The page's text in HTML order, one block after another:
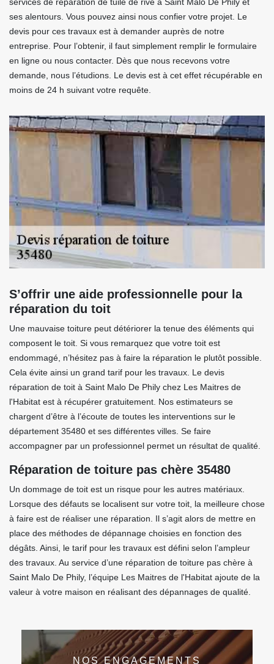
ses alentours. Vous pouvez ainsi nous confier votre projet. Le
devis pour ces travaux est à demander auprès de notre
entreprise. Pour l’obtenir, il faut simplement remplir le formulaire
en ligne ou nous contacter. Dès que nous recevons votre
demande, nous l’étudions. Le devis est à cet effet récupérable en
moins de 24 h suivant votre requête.
S’offrir une aide professionnelle pour la
réparation du toit
Une mauvaise toiture peut détériorer la tenue des éléments qui
composent le toit. Si vous remarquez que votre toit est
endommagé, n’hésitez pas à faire la réparation le plutôt possible.
Cela évite ainsi un grand tarif pour les travaux. Le devis
réparation de toit à Saint Malo De Phily chez Les Maitres de
l'Habitat est à récupérer gratuitement. Nos estimateurs se
chargent d’être à l’écoute de toutes les interventions sur le
département 35480 et ses différentes villes. Se faire
accompagner par un professionnel permet un résultat de qualité.
Réparation de toiture pas chère 35480
Un dommage de toit est un risque pour les autres matériaux.
Lorsque des défauts se localisent sur votre toit, la meilleure chose
à faire est de réaliser une réparation. Il s’agit alors de mettre en
place des méthodes de dépannage choisies en fonction des
dégâts. Ainsi, le tarif pour les travaux est défini selon l’ampleur
des travaux. Au service d’une réparation de toiture pas chère à
Saint Malo De Phily, l’équipe Les Maitres de l'Habitat ajoute de la
valeur à votre maison en réalisant des dépannages de qualité.
NOS ENGAGEMENTS